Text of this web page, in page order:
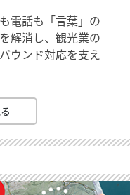
電話も「言葉」の
解消し、観光業の
ウンド対応を支え